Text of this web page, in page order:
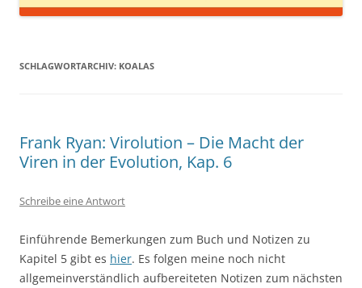
SCHLAGWORTARCHIV: KOALAS
Frank Ryan: Virolution – Die Macht der
Viren in der Evolution, Kap. 6
Schreibe eine Antwort
Einführende Bemerkungen zum Buch und Notizen zu
Kapitel 5 gibt es hier. Es folgen meine noch nicht
allgemeinverständlich aufbereiteten Notizen zum nächsten